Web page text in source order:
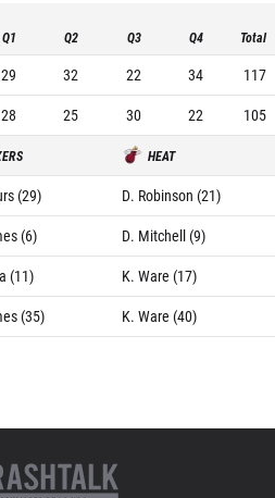
Q1 Q2 Q3 Q4 Total
29 32 22 34
117
28 25 30 22 105
HEAT
(29)
D. Robinson (21)
(6)
D. Mitchell (9)
(11)
K. Ware (17)
(35) K. Ware (40)